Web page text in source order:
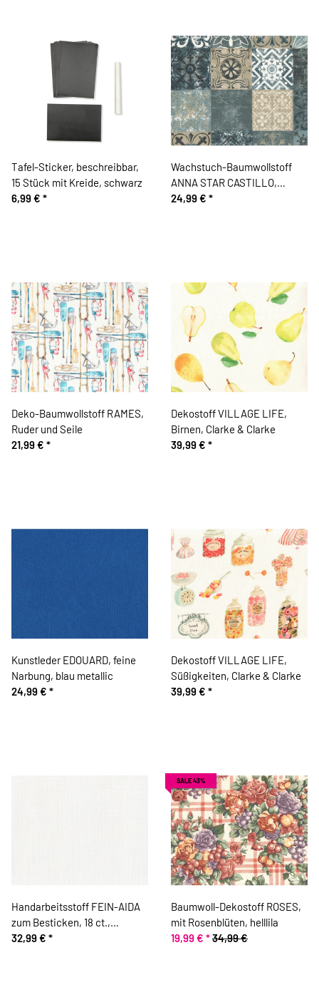
Tafel-Sticker, beschreibbar,
15 Stück mit Kreide, schwarz
6,99 € *
Wachstuch-Baumwollstoff
ANNA STAR CASTILLO,
Fliesen, taubenblau
24,99 € *
Deko-Baumwollstoff RAMES,
Ruder und Seile
21,99 € *
Dekostoff VILLAGE LIFE,
Birnen, Clarke & Clarke
39,99 € *
Kunstleder EDOUARD, feine
Narbung, blau metallic
24,99 € *
Dekostoff VILLAGE LIFE,
Süßigkeiten, Clarke & Clarke
39,99 € *
Handarbeitsstoff FEIN-AIDA
zum Besticken, 18 ct.,
wollweiß, Zweigart
32,99 € *
SALE 43%
Baumwoll-Dekostoff ROSES,
mit Rosenblüten, helllila
19,99 € *34,99 €